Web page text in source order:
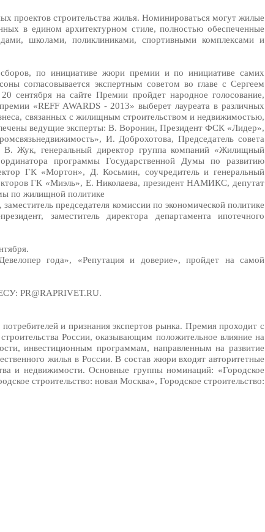
проектов строительства жилья. Номинироваться могут жилые
в едином архитектурном стиле, полностью обеспеченные
школами, поликлиниками, спортивными комплексами и
по инициативе жюри премии и по инициативе самих
согласовывается экспертным советом во главе с Сергеем
на сайте Премии пройдет народное голосование,
«REFF AWARDS - 2013» выберет лауреата в различных
связанных с жилищным строительством и недвижимостью,
ведущие эксперты: В. Воронин, Президент ФСК «Лидер»,
И. Доброхотова, Председатель совета
В. Жук, генеральный директор группа компаний «Жилищный
программы Государственной Думы по развитию
ГК «Мортон», Д. Косьмин, cоучредитель и генеральный
ГК «Миэль», Е. Николаева, президент НАМИКС, депутат
по жилищной политике
председателя комиссии по экономической политике
заместитель директора департамента ипотечного
года», «Репутация и доверие», пройдет на самой
PR@RAPRIVET.RU.
и признания экспертов рынка. Премия проходит с
России, оказывающим положительное влияние на
инвестиционным программам, направленным на развитие
жилья в России. В состав жюри входят авторитетные
и недвижимости. Основные группы номинаций: «Городское
строительство: новая Москва», Городское строительство: